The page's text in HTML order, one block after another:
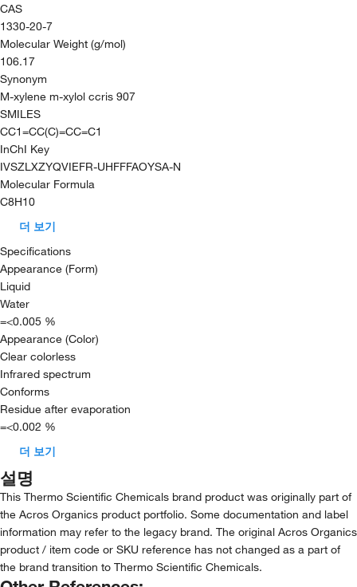
CAS
1330-20-7
Molecular Weight (g/mol)
106.17
Synonym
M-xylene m-xylol ccris 907
SMILES
CC1=CC(C)=CC=C1
InChI Key
IVSZLXZYQVIEFR-UHFFFAOYSA-N
Molecular Formula
C8H10
더 보기
Specifications
Appearance (Form)
Liquid
Water
=<0.005 %
Appearance (Color)
Clear colorless
Infrared spectrum
Conforms
Residue after evaporation
=<0.002 %
더 보기
설명
This Thermo Scientific Chemicals brand product was originally part of
the Acros Organics product portfolio. Some documentation and label
information may refer to the legacy brand. The original Acros Organics
product / item code or SKU reference has not changed as a part of
the brand transition to Thermo Scientific Chemicals.